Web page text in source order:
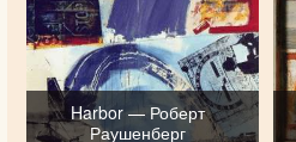
Harbor — Роберт
Раушенберг